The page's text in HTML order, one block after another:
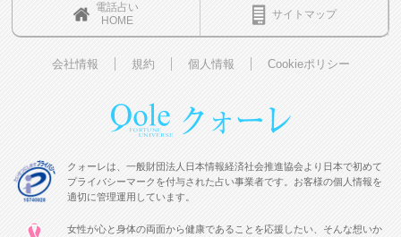
電話占い
HOME
サイトマップ
会社情報 規約 個人情報 Cookieポリシー
クォーレは、一般財団法人日本情報経済社会推進協会より日本で初めて
プライバシーマークを付与された占い事業者です。お客様の個人情報を
適切に管理運用しています。
女性が心と身体の両面から健康であることを応援したい、そんな想いか